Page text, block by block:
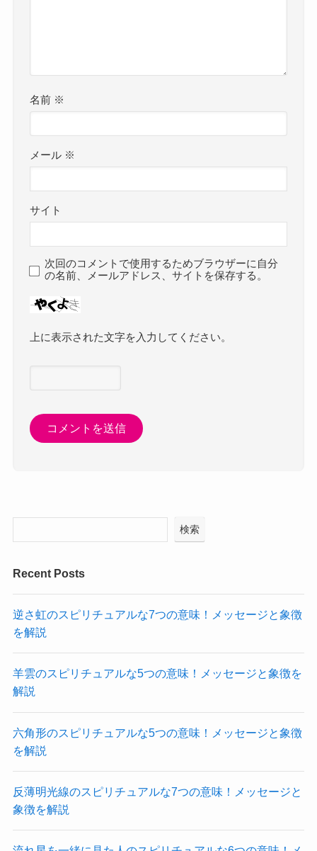
名前 ※
メール ※
サイト
次回のコメントで使用するためブラウザーに自分
の名前、メールアドレス、サイトを保存する。
上に表示された文字を入力してください。
検索
Recent Posts
逆さ虹のスピリチュアルな7つの意味！メッセージと象徴
を解説
羊雲のスピリチュアルな5つの意味！メッセージと象徴を
解説
六角形のスピリチュアルな5つの意味！メッセージと象徴
を解説
反薄明光線のスピリチュアルな7つの意味！メッセージと
象徴を解説